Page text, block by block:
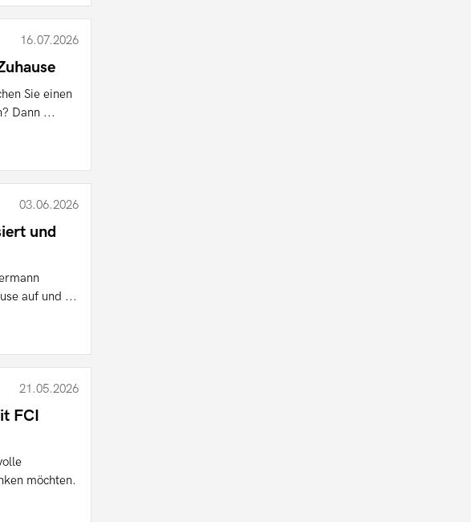
16.07.2026
Sie einen
Dann ...
03.06.2026
und
auf und ...
21.05.2026
FCI
möchten.